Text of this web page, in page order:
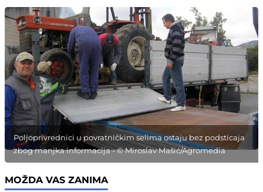
Poljoprivrednici u povratničkim selima ostaju bez podsticaja
zbog manjka informacija - © Miroslav Mašić/Agromedia
MOŽDA VAS ZANIMA